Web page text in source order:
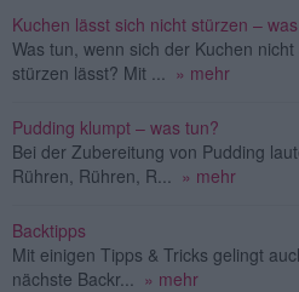
Kuchen lässt sich nicht stürzen –
Was tun, wenn sich der Kuchen
stürzen lässt? Mit ...
» mehr
Pudding klumpt – was tun?
Bei der Zubereitung von Pudding
Rühren, Rühren, R...
» mehr
Backtipps
Mit einigen Tipps & Tricks gelingt
nächste Backr...
» mehr